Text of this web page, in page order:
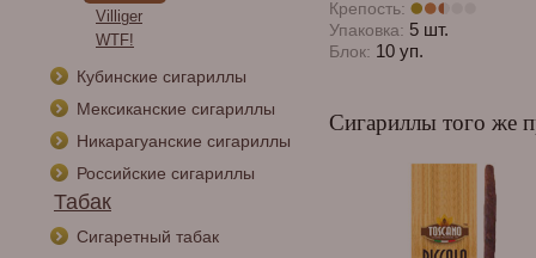
Villiger
WTF!
Кубинские сигариллы
Мексиканские сигариллы
Никарагуанские сигариллы
Российские сигариллы
Табак
Сигаретный табак
Крепость:
Упаковка: 5 шт.
Блок: 10 уп.
Сигариллы того же